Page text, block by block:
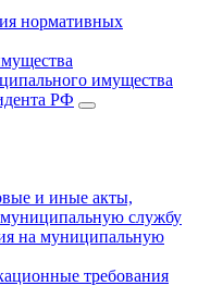
нормативных
имущества
РФ
и иные акты,
службу
на муниципальную
требования